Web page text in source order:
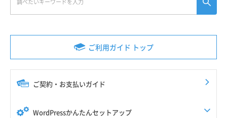
ご利用ガイド トップ
ご契約・お支払いガイド
WordPressかんたんセットアップ